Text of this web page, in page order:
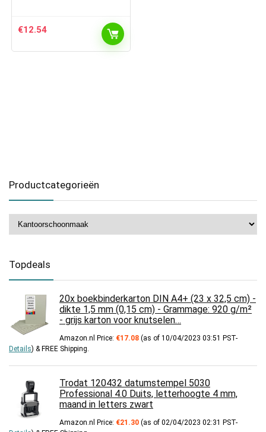
€12.54
Productcategorieën
Topdeals
20x boekbinderkarton DIN A4+ (23 x 32,5 cm) -
dikte 1,5 mm (0,15 cm) - Grammage: 920 g/m²
- grijs karton voor knutselen…
Amazon.nl Price: €17.08 (as of 10/04/2023 03:51 PST-
Details) & FREE Shipping.
Trodat 120432 datumstempel 5030
Professional 4.0 Duits, letterhoogte 4 mm,
maand in letters zwart
Amazon.nl Price: €21.30 (as of 02/04/2023 02:31 PST-